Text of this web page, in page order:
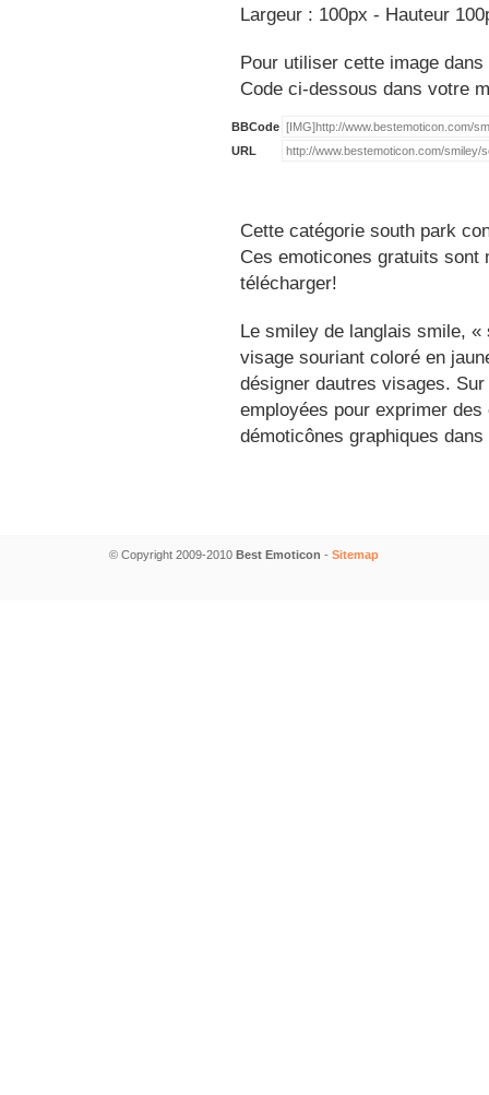
Largeur : 100px - Hauteur
Pour utiliser cette image
Code ci-dessous dans votre
BBCode
URL
Cette catégorie south park
Ces emoticones gratuits
télécharger!
Le smiley de langlais smile,
visage souriant coloré en
désigner dautres visages.
employées pour exprimer
démoticônes graphiques
© Copyright 2009-2010 Best Emoticon - Sitemap